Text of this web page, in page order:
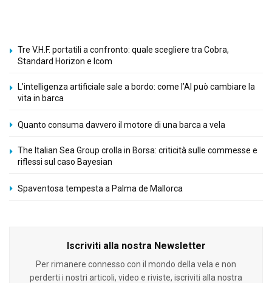
Tre V.H.F. portatili a confronto: quale scegliere tra Cobra,
Standard Horizon e Icom
L’intelligenza artificiale sale a bordo: come l’AI può cambiare la
vita in barca
Quanto consuma davvero il motore di una barca a vela
The Italian Sea Group crolla in Borsa: criticità sulle commesse e
riflessi sul caso Bayesian
Spaventosa tempesta a Palma de Mallorca
Iscriviti alla nostra Newsletter
Per rimanere connesso con il mondo della vela e non
perderti i nostri articoli, video e riviste, iscriviti alla nostra